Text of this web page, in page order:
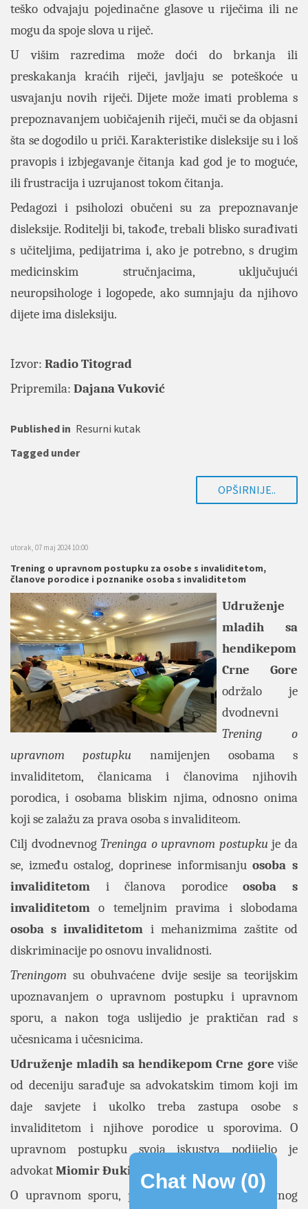
teško odvajaju pojedinačne glasove u riječima ili ne
mogu da spoje slova u riječ.
U višim razredima može doći do brkanja ili
preskakanja kraćih riječi, javljaju se poteškoće u
usvajanju novih riječi. Dijete može imati problema s
prepoznavanjem uobičajenih riječi, muči se da objasni
šta se dogodilo u priči. Karakteristike disleksije su i loš
pravopis i izbjegavanje čitanja kad god je to moguće,
ili frustracija i uzrujanost tokom čitanja.
Pedagozi i psiholozi obučeni su za prepoznavanje
disleksije. Roditelji bi, takođe, trebali blisko surađivati
s učiteljima, pedijatrima i, ako je potrebno, s drugim
medicinskim stručnjacima, uključujući
neuropsihologe i logopede, ako sumnjaju da njihovo
dijete ima disleksiju.
Izvor: Radio Titograd
Pripremila: Dajana Vuković
Published in Resurni kutak
Tagged under
OPŠIRNIJE..
utorak, 07 maj 2024 10:00
Trening o upravnom postupku za osobe s invaliditetom,
članove porodice i poznanike osoba s invaliditetom
Udruženje
mladih sa
hendikepom
Crne Gore
održalo je
dvodnevni
Trening o
upravnom postupku namijenjen osobama s
invaliditetom, članicama i članovima njihovih
porodica, i osobama bliskim njima, odnosno onima
koji se zalažu za prava osoba s invaliditeom.
Cilj dvodnevnogTreninga o upravnom postupkuje da
se, između ostalog, doprinese informisanjuosoba s
invaliditetom i članova porodiceosoba s
invaliditetom o temeljnim pravima i slobodama
osoba s invaliditetom i mehanizmima zaštite od
diskriminacije po osnovu invalidnosti.
Treningomsu obuhvaćene dvije sesije sa teorijskim
upoznavanjem o upravnom postupku i upravnom
sporu, a nakon toga uslijedio je praktičan rad s
učesnicama i učesnicima.
Udruženje mladih sa hendikepom Crne goreviše
od deceniju sarađuje sa advokatskim timom koji im
daje savjete i ukolko treba zastupa osobe s
invaliditetom i njihove porodice u sporovima. O
upravnom postupku svoja iskustva podijelio je
advokatMiomir Đukić
O upravnom sporu, pojmu i pokretanju upravnog
Chat Now (0)